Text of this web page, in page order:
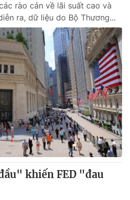
Infographic
Shorts video
VTV Thể thao
Bất động sản
Tấm lòng Việt
Vươn mình bằng AI
rào cản về lãi suất cao và
ra, dữ liệu do Bộ Thương...
khiến FED "đau